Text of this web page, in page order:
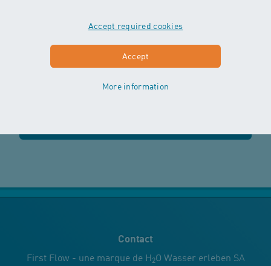
Accept required cookies
Accept
More information
pour commander une prime.
Contact
First Flow - une marque de H2O Wasser erleben SA